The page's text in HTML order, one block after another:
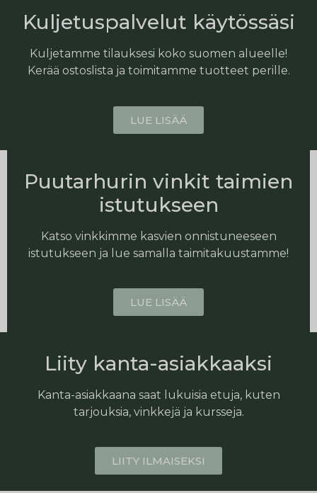
Kuljetuspalvelut käytössäsi
Kuljetamme tilauksesi koko suomen alueelle!
Kerää ostoslista ja toimitamme tuotteet perille.
LUE LISÄÄ
Puutarhurin vinkit taimien
istutukseen
Katso vinkkimme kasvien onnistuneeseen
istutukseen ja lue samalla taimitakuustamme!
LUE LISÄÄ
Liity kanta-asiakkaaksi
Kanta-asiakkaana saat lukuisia etuja, kuten
tarjouksia, vinkkejä ja kursseja.
LIITY ILMAISEKSI